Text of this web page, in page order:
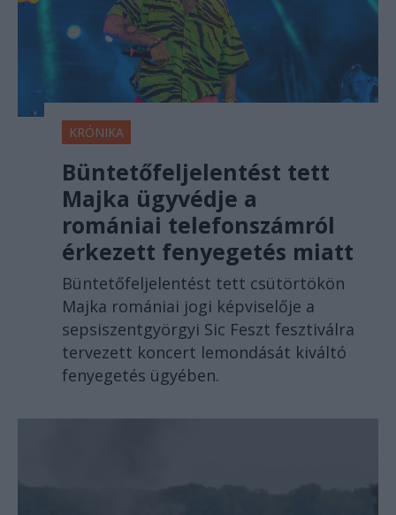
KRÓNIKA
Büntetőfeljelentést tett
Majka ügyvédje a
romániai telefonszámról
érkezett fenyegetés miatt
Büntetőfeljelentést tett csütörtökön
Majka romániai jogi képviselője a
sepsiszentgyörgyi Sic Feszt fesztiválra
tervezett koncert lemondását kiváltó
fenyegetés ügyében.